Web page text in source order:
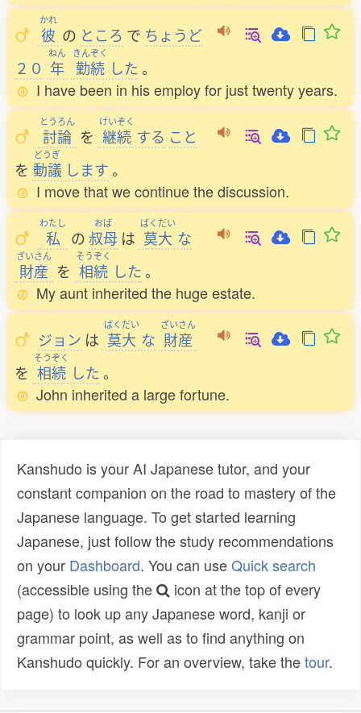
かれ
彼 の ところ で ちょうど
２０
ねん
年
きんぞく
勤続 した。
I have been in his employ for just twenty years.
とうろん
討論 を
けいぞく
継続 する こと
を
どうぎ
動議 します。
I move that we continue the discussion.
わたし
私 の
おば
叔母 は
ばくだい
莫大 な
ざいさん
財産 を
そうぞく
相続 した。
My aunt inherited the huge estate.
ジョン は
ばくだい
莫大 な
ざいさん
財産
を
そうぞく
相続 した。
John inherited a large fortune.
Kanshudo is your AI Japanese tutor, and your
constant companion on the road to mastery of the
Japanese language. To get started learning
Japanese, just follow the study recommendations
on your Dashboard. You can useQuick search
(accessible using the
icon at the top of every
page) to look up any Japanese word, kanji or
grammar point, as well as to find anything on
Kanshudo quickly. For an overview, take thetour.